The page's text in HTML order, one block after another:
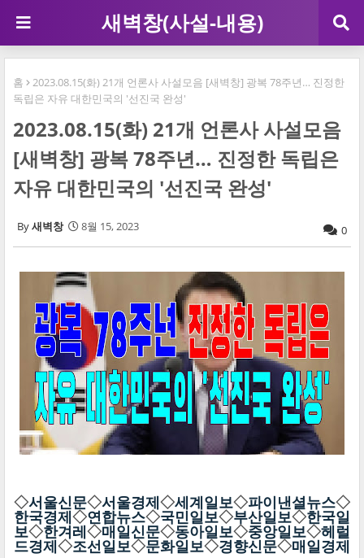
새벽창(사설-내용)
홈
2023.08.15(화) 21개 언론사 사설모음 [새벽창] 광복 78주년… 진정한
독립은 자유 대한민국의 '선진국 완성'
2023.08.15(화) 21개 언론사 사설모음
[새벽창] 광복 78주년… 진정한 독립은
자유 대한민국의 '선진국 완성'
새벽창 8월 15, 2023 0
◇서울신문◇서울경제◇세계일보◇파이낸셜뉴스◇
한국경제◇연합뉴스◇국민일보◇부산일보◇한국일
보◇한겨레◇매일신문◇동아일보◇중앙일보◇헤럴
드경제◇조선일보◇문화일보◇경향신문◇매일경제